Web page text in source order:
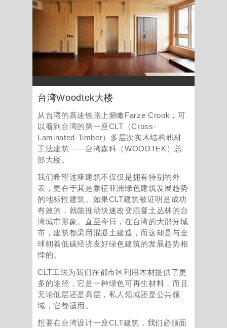
台湾Woodtek大楼
从台湾的高速铁路上俯瞰Farze Crook，可
以看到台湾的第一座CLT（Cross-
Laminated-Timber）多层次实木结构积材
工法建筑——台湾森科（WOODTEK）总
部大楼。
我们希望这座建筑不仅仅是拥有特别的外
表，更在于其是象征亚洲绿色建筑发展趋势
的地标性建筑。如果CLT建筑被证明是成功
有效的，就能推动快速改变混凝土丛林的台
湾城市形象。直至今日，在台湾的大部分城
市，建筑都采用混凝土建造，而这却是与全
球朝着低碳经济友好绿色建筑的发展趋势相
悖的。
CLT工法为我们在都市区利用木材提供了更
多的途径，它是一种绿色可再生材料，而且
无论低层还是高层，私人领域还是公共领
域，它都适用。
想要在台湾设计一座CLT建筑，我们必须面